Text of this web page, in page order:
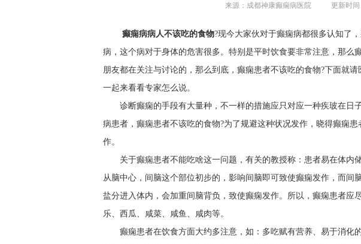
来源：成都神康癫痫病医院 更新时间
癫痫病病人不该吃的食物?现今大家伙对于癫痫病都很多认知了
病，这个病对于身体的危害很多。特别是平时饮食要非常注意，那么
朋友都在关注与讨论的，那么到底，癫痫患者不该吃的食物?下面就
一起来看看专家怎么说。
诊断癫痫的手段有大量种，不一样的措施应只对应一种疾玻在日
病患者，癫痫患者不该吃的食物?为了规避这种状况发作，晓得癫痫
作。
关于癫痫患者不能吃啥这一问题，有关的教授称：患者易在体内
从脑中心，间脑这个部位初步的，影响间脑即可致使癫痫发作，而间
盐分进入体内，会加重间脑背负，致使癫痫发作。所以，癫痫患者应
乐、西瓜、咸菜、咸鱼、咸肉等。
癫痫患者在饮食方面大约多注意，如：多吃赋有营养、易于消化